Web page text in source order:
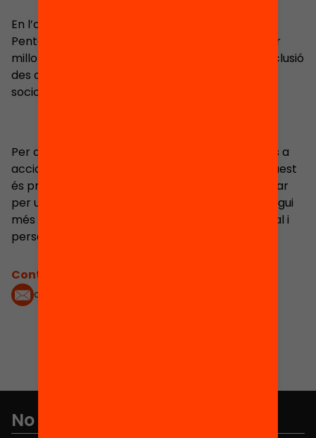
En l’actualitat, és Cap de comunicació de
Pentabilities, un projecte de suport educatiu per
millorar l’èxit escolar d’adolescents en risc d’exclusió
des del desenvolupament de les habilitats
socioemocionals.
Per a l’Anna, el més important és dedicar temps a
accions que contribueixin a millorar el món. I aquest
és precisament l’objectiu de Pentabilities: apostar
per una educació (la base de tot plegat) que tingui
més en compte les emocions, així com allò social i
personal.
Contacta'm:
aschnabel@fbofill.cat
No et perdis res